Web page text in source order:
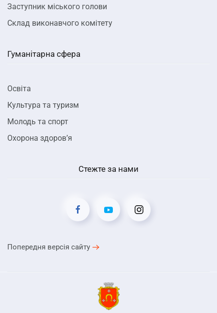
Заступник міського голови
Склад виконавчого комітету
Гуманітарна сфера
Освіта
Культура та туризм
Молодь та спорт
Охорона здоров’я
Стежте за нами
Попередня версія сайту